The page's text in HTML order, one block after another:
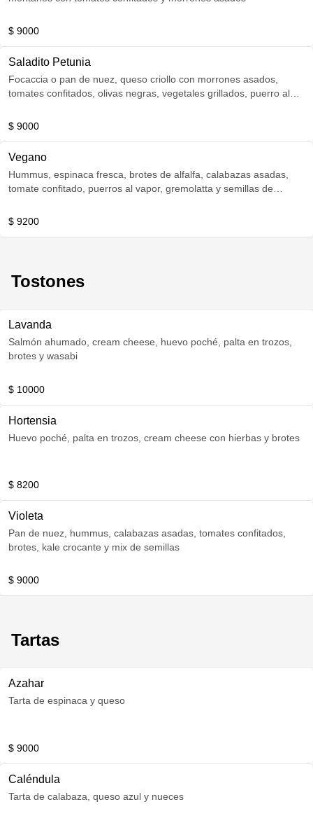
$ 9000
Saladito Petunia
Focaccia o pan de nuez, queso criollo con morrones asados,
tomates confitados, olivas negras, vegetales grillados, puerro al
$ 9000
Vegano
Hummus, espinaca fresca, brotes de alfalfa, calabazas asadas,
tomate confitado, puerros al vapor, gremolatta y semillas de
$ 9200
Tostones
Lavanda
Salmón ahumado, cream cheese, huevo poché, palta en trozos,
brotes y wasabi
$ 10000
Hortensia
Huevo poché, palta en trozos, cream cheese con hierbas y brotes
$ 8200
Violeta
Pan de nuez, hummus, calabazas asadas, tomates confitados,
brotes, kale crocante y mix de semillas
$ 9000
Tartas
Azahar
Tarta de espinaca y queso
$ 9000
Caléndula
Tarta de calabaza, queso azul y nueces